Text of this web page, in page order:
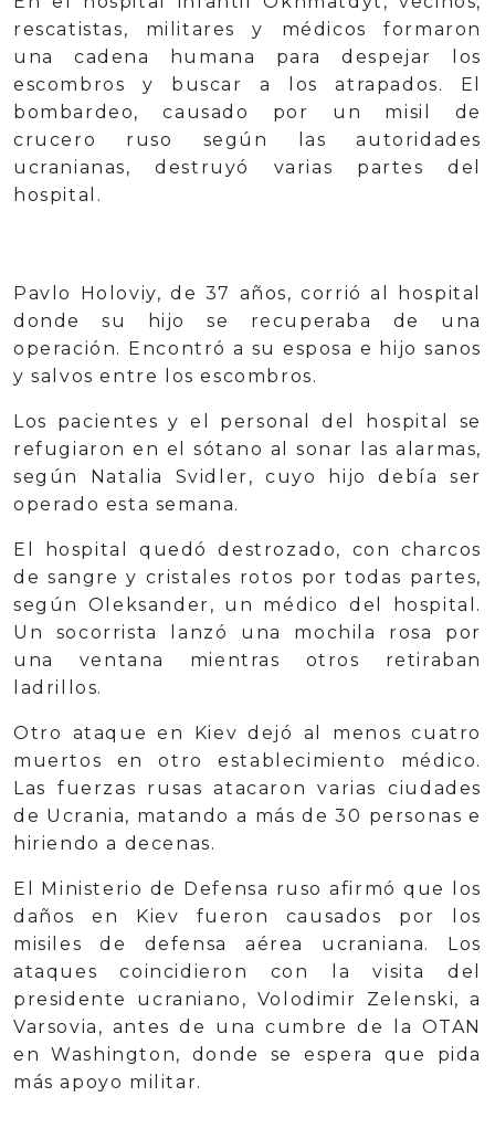
rescatistas, militares y médicos formaron
una cadena humana para despejar los
escombros y buscar a los atrapados. El
bombardeo, causado por un misil de
crucero ruso según las autoridades
ucranianas, destruyó varias partes del
hospital.
Pavlo Holoviy, de 37 años, corrió al hospital
donde su hijo se recuperaba de una
operación. Encontró a su esposa e hijo sanos
y salvos entre los escombros.
Los pacientes y el personal del hospital se
refugiaron en el sótano al sonar las alarmas,
según Natalia Svidler, cuyo hijo debía ser
operado esta semana.
El hospital quedó destrozado, con charcos
de sangre y cristales rotos por todas partes,
según Oleksander, un médico del hospital.
Un socorrista lanzó una mochila rosa por
una ventana mientras otros retiraban
ladrillos.
Otro ataque en Kiev dejó al menos cuatro
muertos en otro establecimiento médico.
Las fuerzas rusas atacaron varias ciudades
de Ucrania, matando a más de 30 personas e
hiriendo a decenas.
El Ministerio de Defensa ruso afirmó que los
daños en Kiev fueron causados por los
misiles de defensa aérea ucraniana. Los
ataques coincidieron con la visita del
presidente ucraniano, Volodimir Zelenski, a
Varsovia, antes de una cumbre de la OTAN
en Washington, donde se espera que pida
más apoyo militar.